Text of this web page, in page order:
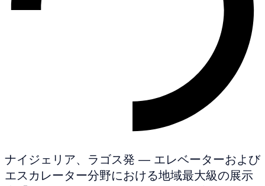
ナイジェリア、ラゴス発 — エレベーターおよび
エスカレーター分野における地域最大級の展示